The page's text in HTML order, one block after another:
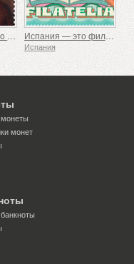
Пионеры - Domingo de Bonechea Испания — это филателия
Испания
монет